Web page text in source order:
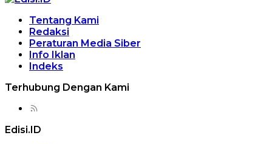
Tentang Kami
Redaksi
Peraturan Media Siber
Info Iklan
Indeks
Terhubung Dengan Kami
Edisi.ID